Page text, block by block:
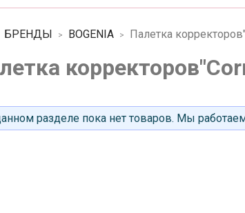
БРЕНДЫ BOGENIA Палетка
разделе пока нет товаров. Мы